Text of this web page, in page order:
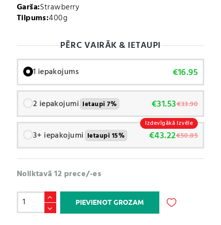
Garša:Strawberry
Tilpums:400g
PĒRC VAIRĀK & IETAUPI
1 iepakojums €16.95
2 iepakojumi Ietaupi 7% €31.53€33.90
Izdevīgākā Izvēle
3+ iepakojumi Ietaupi 15% €43.22€50.85
Noliktavā 12 prece/-es
BCAA
20:1:1
PIEVIENOT GROZAM